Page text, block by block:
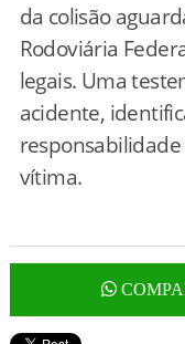
da colisão
Rodoviária
legais. Uma
acidente,
vítima.